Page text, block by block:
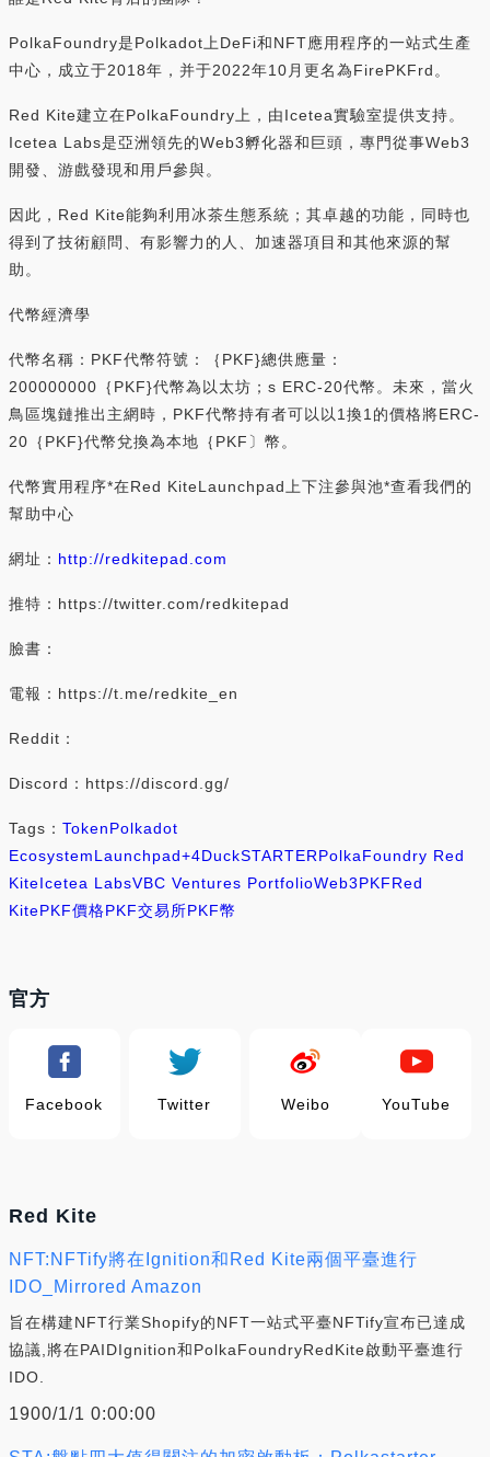
PolkaFoundry是Polkadot上DeFi和NFT應用程序的一站式生產
中心，成立于2018年，并于2022年10月更名為FirePKFrd。
Red Kite建立在PolkaFoundry上，由Icetea實驗室提供支持。
Icetea Labs是亞洲領先的Web3孵化器和巨頭，專門從事Web3
開發、游戲發現和用戶參與。
因此，Red Kite能夠利用冰茶生態系統；其卓越的功能，同時也
得到了技術顧問、有影響力的人、加速器項目和其他來源的幫
助。
代幣經濟學
代幣名稱：PKF代幣符號：｛PKF}總供應量：
200000000｛PKF}代幣為以太坊；s ERC-20代幣。未來，當火
鳥區塊鏈推出主網時，PKF代幣持有者可以以1換1的價格將ERC-
20｛PKF}代幣兌換為本地｛PKF〕幣。
代幣實用程序*在Red KiteLaunchpad上下注參與池*查看我們的
幫助中心
網址： http://redkitepad.com
推特：https://twitter.com/redkitepad
臉書：
電報：https://t.me/redkite_en
Reddit：
Discord：https://discord.gg/
Tags： TokenPolkadot
EcosystemLaunchpad+4DuckSTARTERPolkaFoundry Red
KiteIcetea LabsVBC Ventures PortfolioWeb3PKFRed
KitePKF價格PKF交易所PKF幣
官方
Facebook Twitter Weibo YouTube
Red Kite
NFT:NFTify將在Ignition和Red Kite兩個平臺進行
IDO_Mirrored Amazon
旨在構建NFT行業Shopify的NFT一站式平臺NFTify宣布已達成
協議,將在PAIDIgnition和PolkaFoundryRedKite啟動平臺進行
IDO.
1900/1/1 0:00:00